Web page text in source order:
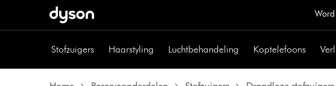
Stofzuigers Haarstyling Luchtbehandeling Koptelefoons